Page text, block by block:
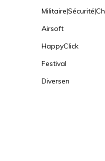
Airsoft
HappyClick
Festival
Diversen